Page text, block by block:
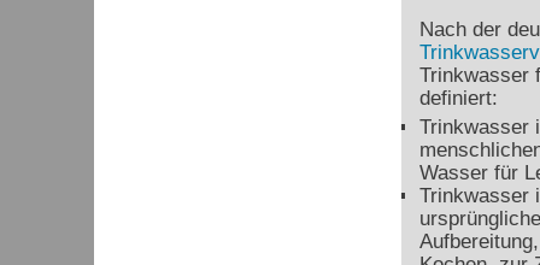
Nach der
Trinkwasser
definiert:
Trinkwasser
Wasser für
Trinkwasser